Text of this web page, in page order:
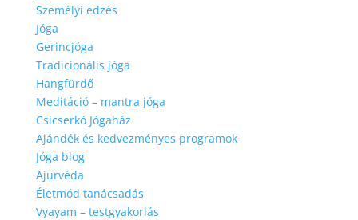
Személyi edzés
Jóga
Gerincjóga
Tradicionális jóga
Hangfürdő
Meditáció – mantra jóga
Csicserkó Jógaház
Ajándék és kedvezményes programok
Jóga blog
Ajurvéda
Életmód tanácsadás
Vyayam – testgyakorlás